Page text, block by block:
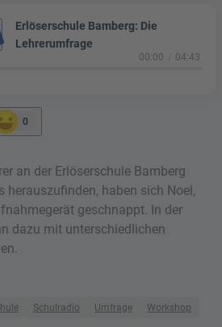
Erlöserschule Bamberg: Die
Lehrerumfrage
00:00 04:43
0
an der Erlöserschule Bamberg
herauszufinden, haben sich Noel,
geschnappt. In der
dazu mit unterschiedlichen
Schulradio Umfrage Workshop